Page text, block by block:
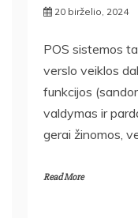
20 birželio, 2024
POS sistemos
verslo veiklos
funkcijos
valdymas ir
gerai žinomos,
Read More